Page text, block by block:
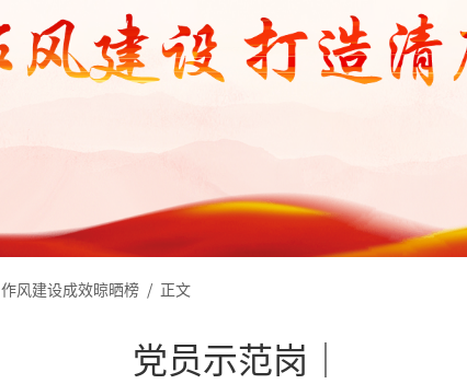
作风建设成效晾晒榜 / 正文
党员示范岗│